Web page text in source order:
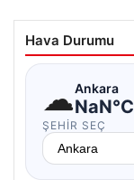
Hava Durumu
☁Ankara
NaN°C
ŞEHIR SEÇ